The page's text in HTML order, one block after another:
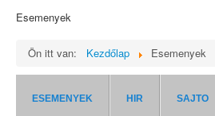
Esemenyek
Ön itt van: Kezdőlap Esemenyek
ESEMENYEK HIR SAJTO